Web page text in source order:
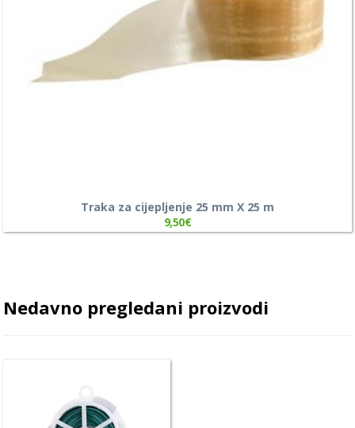
Traka za cijepljenje 25 mm X 25 m
9,50€
Nedavno pregledani proizvodi